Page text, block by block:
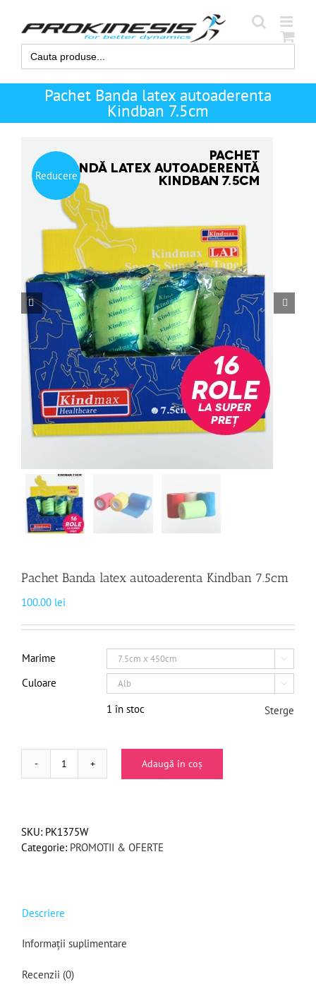
content
Search
for:
Pachet Banda latex autoaderenta
Kindban 7.5cm
Reducere
 
Pachet Banda latex autoaderenta Kindban 7.5cm
100.00 lei
Marime 
Culoare 
1 în stoc Sterge
Cantitate
autoaderenta
Kindban
Adaugă în coș
SKU: PK1375W
Categorie: PROMOTII & OFERTE
Descriere
Informații suplimentare
Recenzii (0)